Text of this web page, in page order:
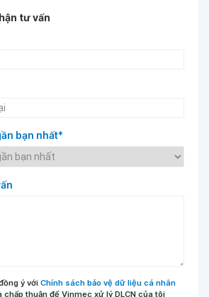
tư vấn
bạn nhất*
ý với Chính sách bảo vệ dữ liệu cá nhân
chấp thuận để Vinmec xử lý DLCN của tôi